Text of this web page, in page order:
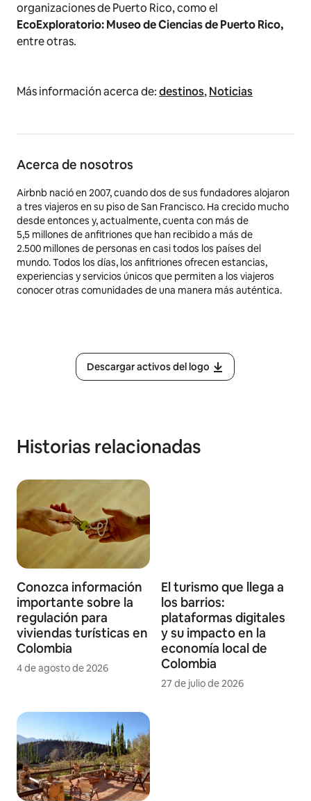
organizaciones de Puerto Rico, como el
EcoExploratorio: Museo de Ciencias de Puerto Rico,
entre otras.
Más información acerca de:destinos,Noticias
Acerca de nosotros
Airbnb nació en 2007, cuando dos de sus fundadores alojaron
a tres viajeros en su piso de San Francisco. Ha crecido mucho
desde entonces y, actualmente, cuenta con más de
5,5 millones de anfitriones que han recibido a más de
2.500 millones de personas en casi todos los países del
mundo. Todos los días, los anfitriones ofrecen estancias,
experiencias y servicios únicos que permiten a los viajeros
conocer otras comunidades de una manera más auténtica.
Descargar activos del logo
Historias relacionadas
Conozca información
importante sobre la
regulación para
viviendas turísticas en
Colombia
4 de agosto de 2026
El turismo que llega a
los barrios:
plataformas digitales
y su impacto en la
economía local de
Colombia
27 de julio de 2026